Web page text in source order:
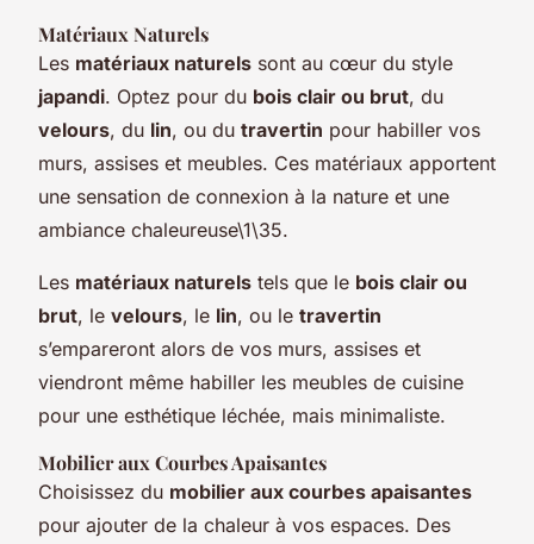
Matériaux Naturels
Les matériaux naturels sont au cœur du style
japandi. Optez pour du bois clair ou brut, du
velours, du lin, ou du travertin pour habiller vos
murs, assises et meubles. Ces matériaux apportent
une sensation de connexion à la nature et une
ambiance chaleureuse\1\35.
Les matériaux naturels tels que le bois clair ou
brut, le velours, le lin, ou le travertin
s’empareront alors de vos murs, assises et
viendront même habiller les meubles de cuisine
pour une esthétique léchée, mais minimaliste.
Mobilier aux Courbes Apaisantes
Choisissez du mobilier aux courbes apaisantes
pour ajouter de la chaleur à vos espaces. Des